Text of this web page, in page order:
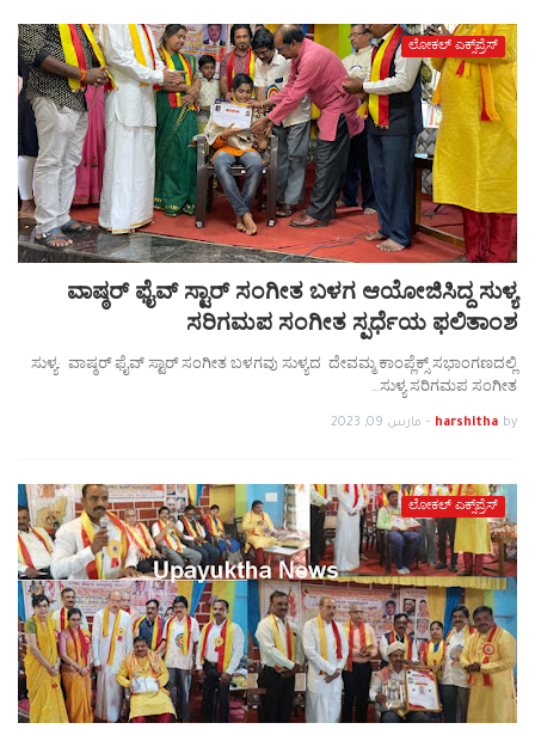
ಲೋಕಲ್ ಎಕ್ಸ್‌ಪ್ರೆಸ್
ವಾಷ್ಠರ್ ಫೈವ್ ಸ್ಟಾರ್ ಸಂಗೀತ ಬಳಗ ಆಯೋಜಿಸಿದ್ದ ಸುಳ್ಯ
ಸರಿಗಮಪ ಸಂಗೀತ ಸ್ಪರ್ಧೆಯ ಫಲಿತಾಂಶ
ಸುಳ್ಯ: ವಾಷ್ಠರ್ ಫೈವ್ ಸ್ಟಾರ್ ಸಂಗೀತ ಬಳಗವು ಸುಳ್ಯದ ದೇವಮ್ಮ ಕಾಂಪ್ಲೆಕ್ಸ್ ಸಭಾಂಗಣದಲ್ಲಿ
ಸುಳ್ಯ ಸರಿಗಮಪ ಸಂಗೀತ…
by
harshitha
- مارس 09, 2023
ಲೋಕಲ್ ಎಕ್ಸ್‌ಪ್ರೆಸ್